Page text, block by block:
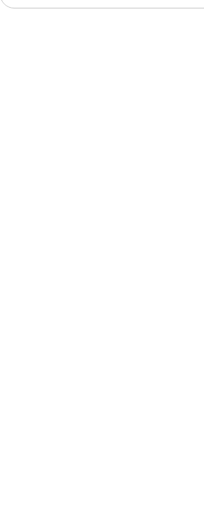
soit (B) vous rembourser en totalité.